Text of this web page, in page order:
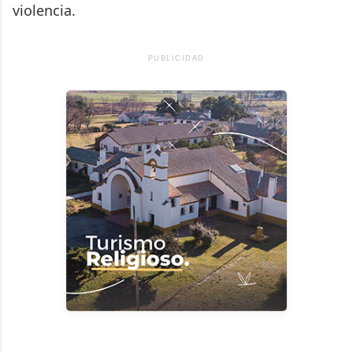
violencia.
PUBLICIDAD